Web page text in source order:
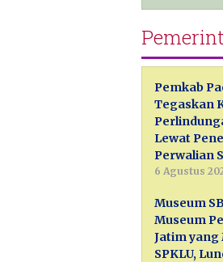
Pemkab
Tegaskan
Lewat
Perwalian
6 Agustus
Museum
Museum
Jatim yang
SPKLU,